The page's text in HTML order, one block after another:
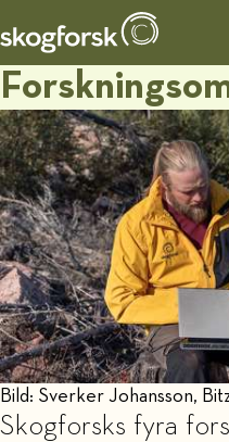
Bild: Sverker Johansson,
Skogforsks fyra